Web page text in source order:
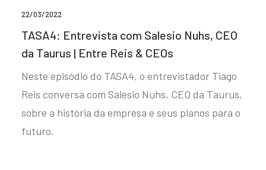
22/03/2022
TASA4: Entrevista com Salesio Nuhs, CEO
da Taurus | Entre Reis & CEOs
Neste episódio do TASA4, o entrevistador Tiago
Reis conversa com Salesio Nuhs, CEO da Taurus,
sobre a história da empresa e seus planos para o
futuro.